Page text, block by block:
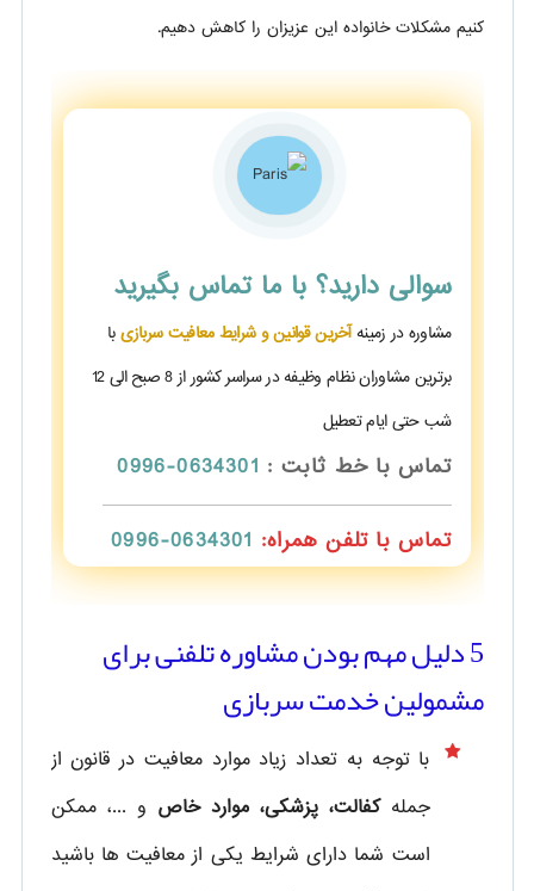
کنیم مشکلات خانواده این عزیزان را کاهش دهیم.
سوالی دارید؟ با ما تماس بگیرید
مشاوره در زمینهآخرین قوانین و شرایط معافیت سربازیبا
برترین مشاوران نظام وظیفه در سراسر کشور از 8 صبح الی 12
شب حتی ایام تعطیل
تماس با خط ثابت : 0634301-0996
تماس با تلفن همراه: 0634301-0996
5 دلیل مهم بودن مشاوره تلفنی برای
مشمولین خدمت سربازی
با توجه به تعداد زیاد موارد معافیت در قانون از
جملهکفالت، پزشکی، موارد خاص و ...، ممکن
است شما دارای شرایط یکی از معافیت ها باشید